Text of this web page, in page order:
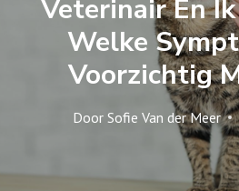
Veterinair En
Welke
Voorzichtig
Door Sofie Van der Meer